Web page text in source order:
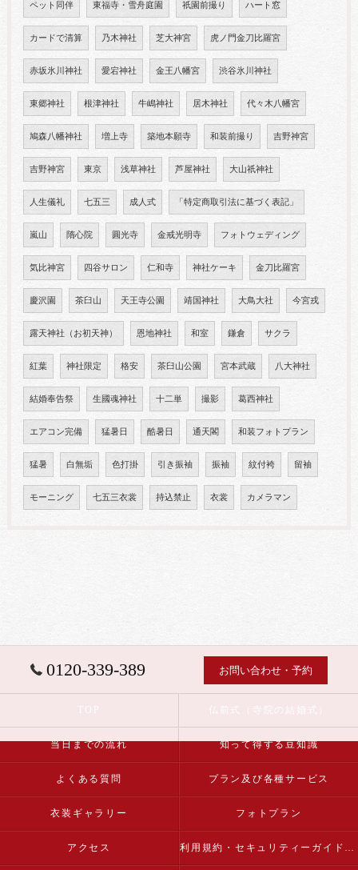
ペット同伴 東福寺・雪舟庭園 祇園前撮り ハート窓
カードで清算 乃木神社 芝大神宮 虎ノ門金刀比羅宮
赤坂氷川神社 愛宕神社 金王八幡宮 渋谷氷川神社
東郷神社 根津神社 牛嶋神社 居木神社 代々木八幡宮
鳩森八幡神社 増上寺 築地本願寺 和装前撮り 吉野神宮
吉野神宮 東京 浅草神社 芦屋神社 大山祇神社
人生儀礼 七五三 成人式 「特定商取引法に基づく表記」
嵐山 隋心院 圓光寺 金戒光明寺 フォトウェディング
気比神宮 四谷サロン 仁和寺 神社ケーキ 金刀比羅宮
慶沢園 茶臼山 天王寺公園 靖国神社 大鳥大社 今宮戎
露天神社（お初天神） 恩地神社 和室 鎌倉 サクラ
紅葉 神社限定 格安 茶臼山公園 宮本武蔵 八大神社
結婚奉告祭 生國魂神社 十二単 撮影 葛西神社
エアコン完備 猛暑日 酷暑日 通天閣 和装フォトプラン
猛暑 白無垢 色打掛 引き振袖 振袖 紋付袴 留袖
モーニング 七五三衣裳 持込禁止 衣裳 カメラマン
0120-339-389 お問い合わせ・予約
当日までの流れ 知って得する豆知識
よくある質問 プラン及び各種サービス
衣装ギャラリー フォトプラン
アクセス 利用規約・セキュリティーガイドライン